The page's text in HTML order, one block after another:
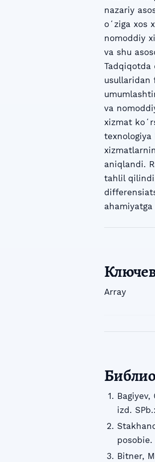
nazariy
oʻziga xos
nomoddiy
va shu
usullaridan
va
xizmat
aniqlandi.
tahlil
ahamiyatga
Array
izd.
Bitner,